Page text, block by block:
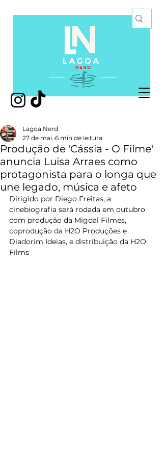
Produção de 'Cássia - O Filme'
anuncia Luisa Arraes como
protagonista para o longa que
une legado, música e afeto
Lagoa Nerd
27 de mai. 6 min de leitura
Dirigido por Diego Freitas, a
cinebiografia será rodada em outubro
com produção da Migdal Filmes,
coprodução da H2O Produções e
Diadorim Ideias, e distribuição da H2O
Films